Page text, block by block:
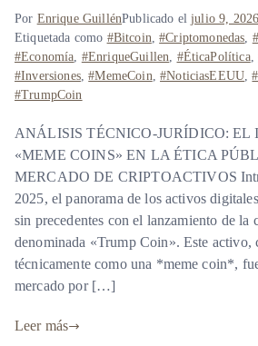
Por Enrique GuillénPublicado eljulio 9,
Etiquetada como #Bitcoin,#Criptomonedas,
#Economía, #EnriqueGuillen, #ÉticaPolítica,
#Inversiones,#MemeCoin,#NoticiasEEUU,
#TrumpCoin
ANÁLISIS TÉCNICO-JURÍDICO: EL
«MEME COINS» EN LA ÉTICA
MERCADO DE CRIPTOACTIVOS
2025, el panorama de los activos
sin precedentes con el lanzamiento de la
denominada «Trump Coin». Este activo,
técnicamente como una *meme coin*,
mercado por […]
Leer más